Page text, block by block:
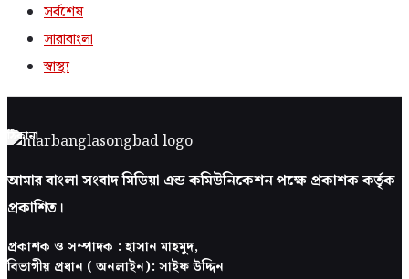
সর্বশেষ
সারাবাংলা
স্বাস্থ্য
ঠিকানা
আমার বাংলা সংবাদ মিডিয়া এন্ড কমিউনিকেশন পক্ষে প্রকাশক কর্তৃক
প্রকাশিত।
প্রকাশক ও সম্পাদক : হাসান মাহমুদ,
বিভাগীয় প্রধান ( অনলাইন): সাইফ উদ্দিন